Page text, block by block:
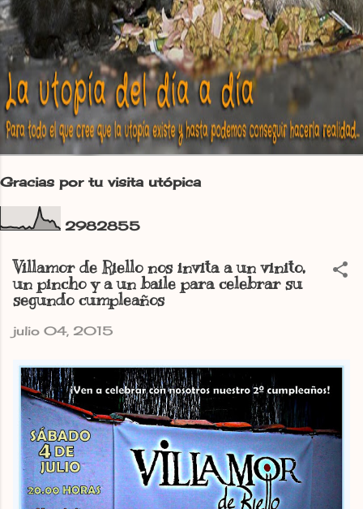
Gracias por tu visita utópica
2982855
Villamor de Riello nos invita a un vinito,
un pincho y a un baile para celebrar su
segundo cumpleaños
julio 04, 2015